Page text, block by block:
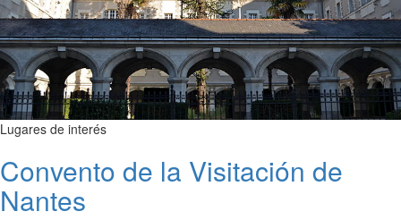
Lugares de interés
Convento de la Visitación de
Nantes